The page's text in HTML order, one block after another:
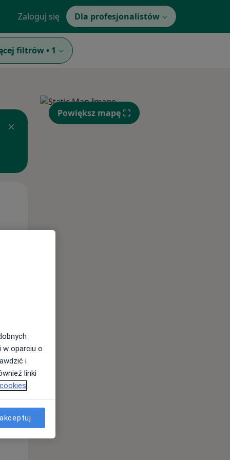
Zaloguj się Dla profesjonalistów
filtrów • 1
Wt,
11 Sie
Powiększ mapę
w oparciu o
i
linki